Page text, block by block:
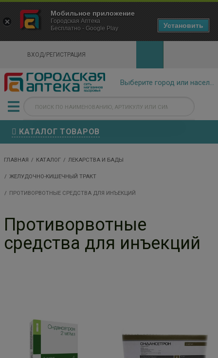
ВХОД/РЕГИСТРАЦИЯ
КАТАЛОГ ТОВАРОВ
ГЛАВНАЯ КАТАЛОГ ЛЕКАРСТВА И БАДЫ
ЖЕЛУДОЧНО-КИШЕЧНЫЙ ТРАКТ
ПРОТИВОРВОТНЫЕ СРЕДСТВА ДЛЯ ИНЪЕКЦИЙ
Противорвотные
средства для инъекций
×
Городская Аптека Маркетплейс
- In Google Play
Мобильное приложение
Городская Аптека
Бесплатно - Google Play
Установить